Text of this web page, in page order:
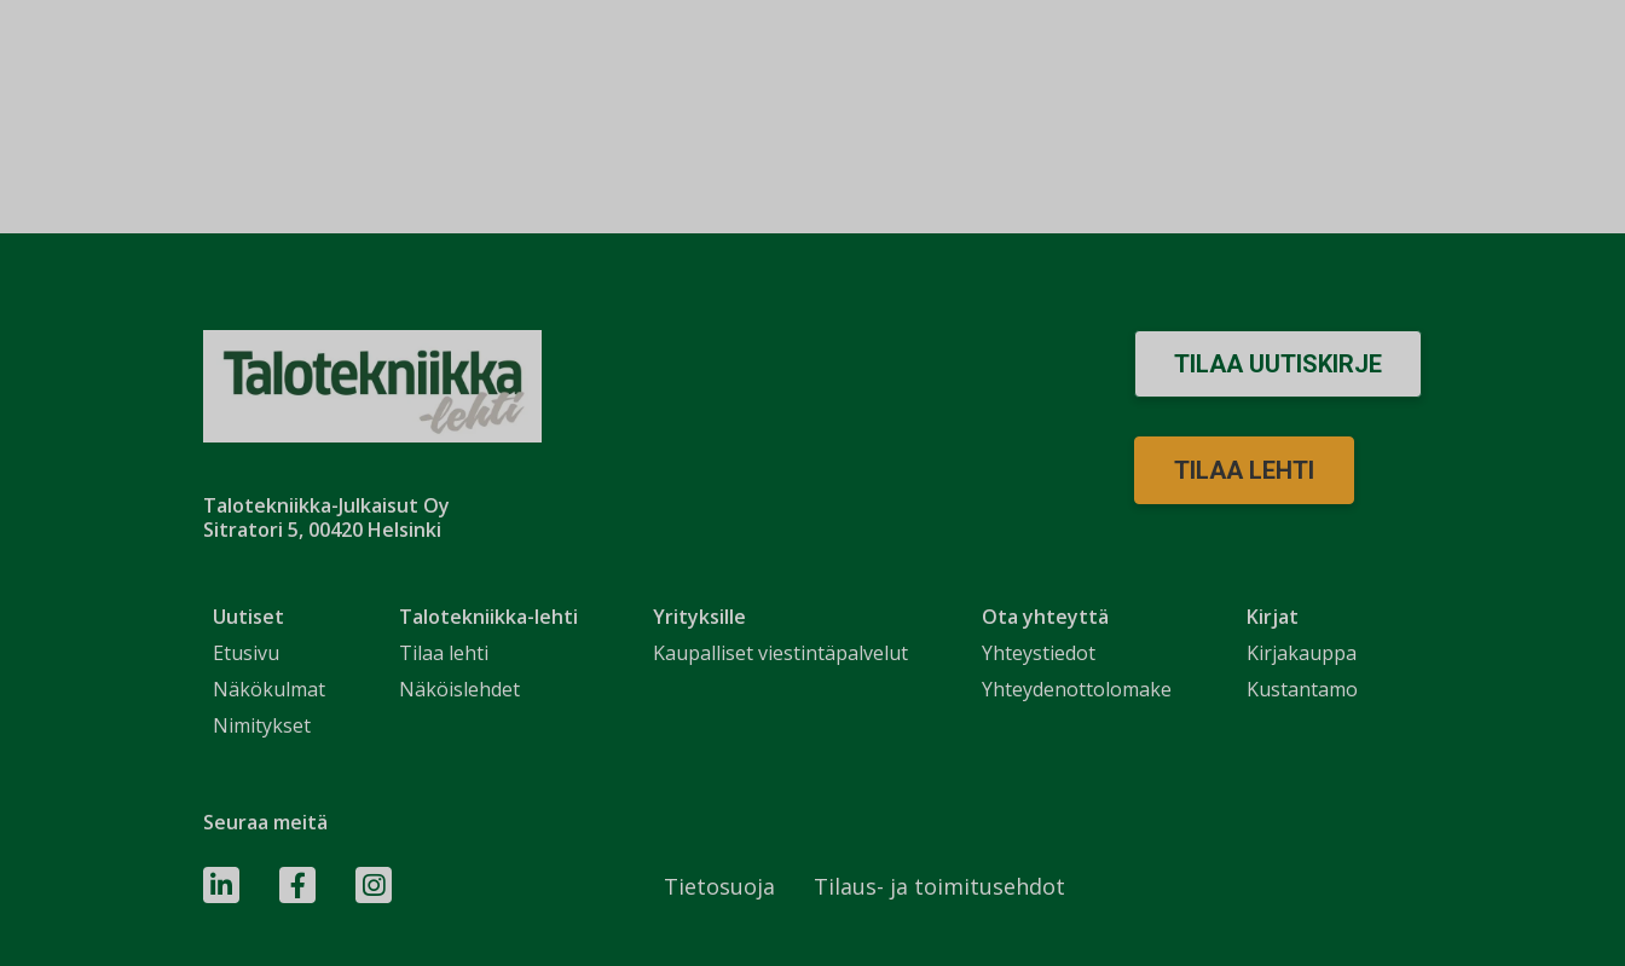
Talotekniikka-Julkaisut Oy
Sitratori 5, 00420 Helsinki
Uutiset
Etusivu
Näkökulmat
Nimitykset
Talotekniikka-lehti
Tilaa lehti
Näköislehdet
Yrityksille
Kaupalliset viestintäpalvelut
Ota yhteyttä
Yhteystiedot
Yhteydenottolomake
Kirjat
Kirjakauppa
Kustantamo
TILAA UUTISKIRJE
TILAA LEHTI
Seuraa meitä
Tietosuoja Tilaus- ja toimitusehdot